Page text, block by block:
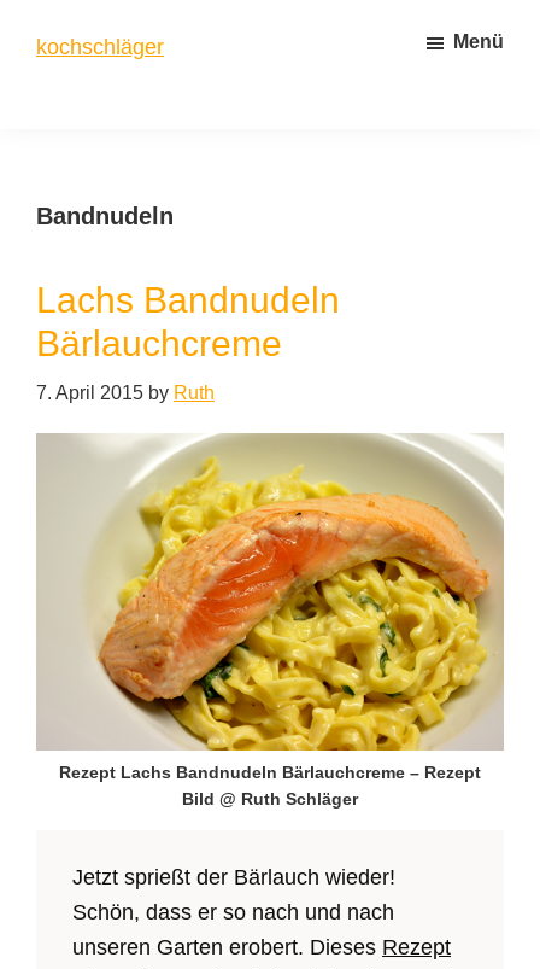
Inhalt
Seitenspalte
kochschläger Menü
Bandnudeln
Lachs Bandnudeln
Bärlauchcreme
7. April 2015 by Ruth
Rezept Lachs Bandnudeln Bärlauchcreme – Rezept
Bild @ Ruth Schläger
Jetzt sprießt der Bärlauch wieder!
Schön, dass er so nach und nach
unseren Garten erobert. Dieses Rezept